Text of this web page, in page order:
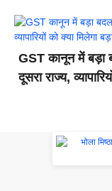
GST कानून में बड़ा
दूसरा राज्य,